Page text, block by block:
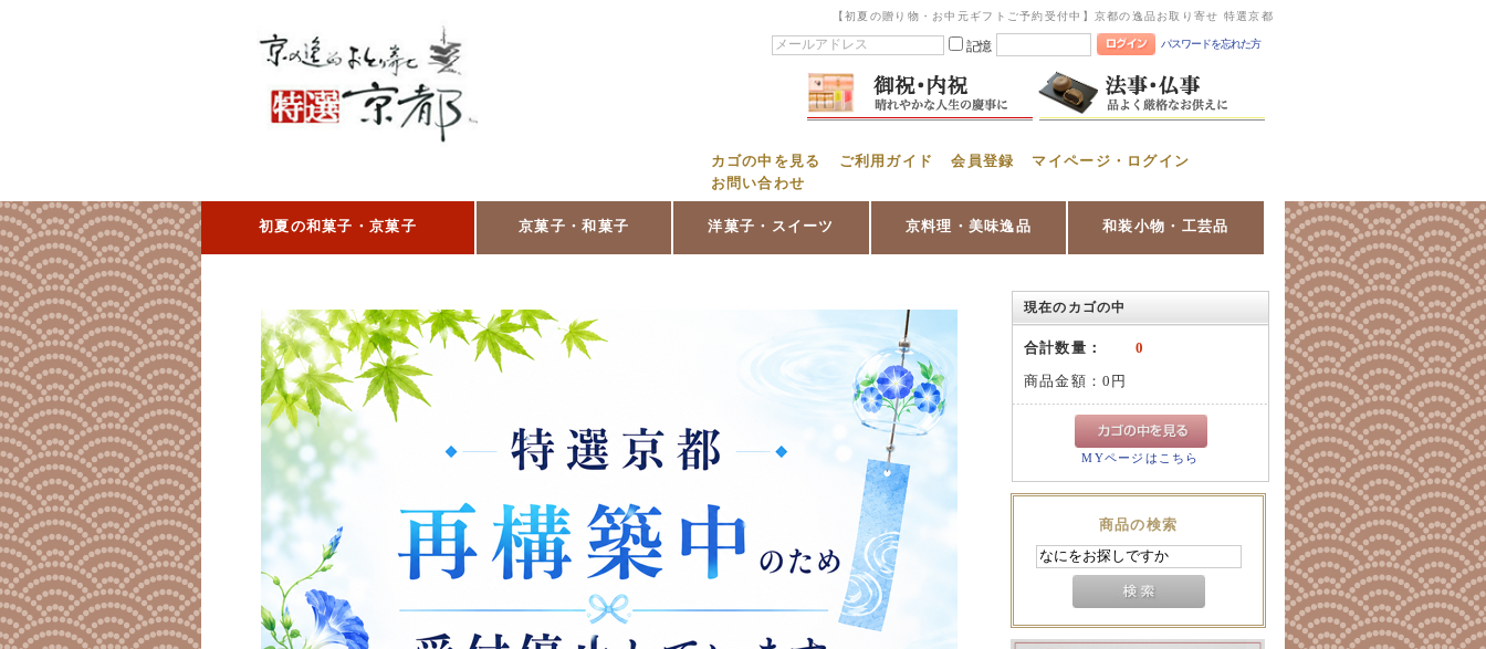
【初夏の贈り物・お中元ギフトご予約受付中】京都の逸品お取り寄せ 特選京都
記憶 パスワードを忘れた方
カゴの中を見る ご利用ガイド 会員登録
マイページ・ログイン
お問い合わせ
初夏の和菓子・京菓子 京菓子・和菓子 洋菓子・スイーツ 京料理・美味逸品 和装小物・工芸品
現在のカゴの中
合計数量： 0
商品金額：0円
MYページはこちら
商品の検索